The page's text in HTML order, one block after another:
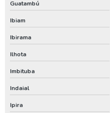
Aluguel de compressor de ar
Aluguel de compressor de ar preço
Aluguel de gerador de energia
Aluguel de gerador de energia preço
Aluguel de gerador de energia valor
Aluguel de gerador para eventos
Guatambú
Ibiam
Ibirama
Ilhota
Imbituba
Indaial
Ipira